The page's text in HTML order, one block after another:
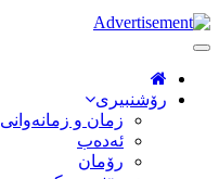
Toggle
Navigation
رۆشنبیری
زمان و زمانه‌وانی
ئەدەب
رۆمان